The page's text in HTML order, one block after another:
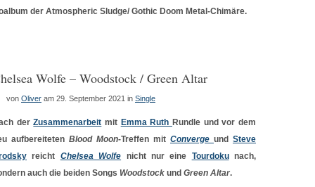
der Atmospheric Sludge/ Gothic Doom Metal-Chimäre.
Wolfe – Woodstock / Green Altar
von Oliver am 29. September 2021 in Single
derZusammenarbeit mit Emma Ruth Rundle und vor dem
aufbereiteten Blood Moon-Treffen mit Converge und Steve
reicht Chelsea Wolfe nicht nur eine Tourdokunach,
auch die beiden Songs Woodstock und Green Altar.